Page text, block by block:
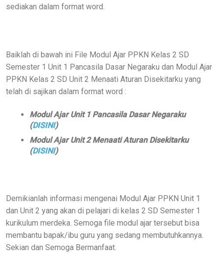
sediakan dalam format word.
Baiklah di bawah ini File Modul Ajar PPKN Kelas 2 SD
Semester 1 Unit 1 Pancasila Dasar Negaraku dan Modul Ajar
PPKN Kelas 2 SD Unit 2 Menaati Aturan Disekitarku yang
telah di sajikan dalam format word :
Modul Ajar Unit 1 Pancasila Dasar Negaraku
(DISINI)
Modul Ajar Unit 2 Menaati Aturan Disekitarku
(DISINI)
Demikianlah informasi mengenai Modul Ajar PPKN Unit 1
dan Unit 2 yang akan di pelajari di kelas 2 SD Semester 1
kurikulum merdeka. Semoga file modul ajar tersebut bisa
membantu bapak/ibu guru yang sedang membutuhkannya.
Sekian dan Semoga Bermanfaat.